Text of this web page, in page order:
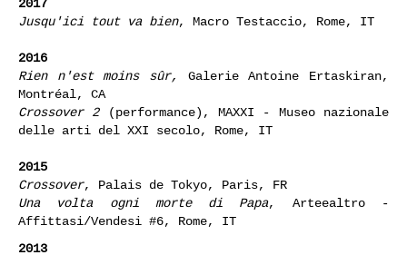
Musée Denys-Puech, Rodez, FR
Jusqu'ici tout va bien
2016
Rien n'est moins sûr,Galerie Antoine Ertaskiran,
Montréal, CA
delle arti del XXI secolo, Rome, IT
2015
Crossover , Palais de Tokyo, Paris, FR